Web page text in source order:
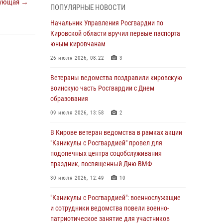
→
Губернатор Кировской области Александр
Соколов вручил почетные знаки и грамоты
росгвардейцам (видео)
05 августа 2026, 11:00
В Кирове росгвардейцы задержали
подозреваемую в сбыте поддельной купюры
04 августа 2026, 09:30
подозреваемого в грабеже
03 августа 2026, 09:01
В Кирове росгвардейцы и ветераны
ведомства приняли участие в митинге в
03 августа 2026, 08:45 8
В Кирове росгвардейцы задержали
ПОПУЛЯРНЫЕ НОВОСТИ
Начальник Управления Росгвардии по
Кировской области вручил первые паспорта
юным кировчанам
26 июля 2026, 08:22 3
Ветераны ведомства поздравили кировскую
воинскую часть Росгвардии с Днем
образования
09 июля 2026, 13:58 2
В Кирове ветеран ведомства в рамках акции
"Каникулы с Росгвардией" провел для
подопечных центра соцобслуживания
праздник, посвященный Дню ВМФ
30 июля 2026, 12:49 10
"Каникулы с Росгвардией": военнослужащие
и сотрудники ведомства повели военно-
патриотическое занятие для участников